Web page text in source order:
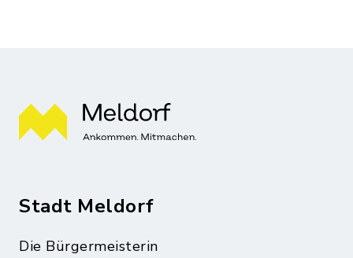
Stadt Meldorf
Die Bürgermeisterin